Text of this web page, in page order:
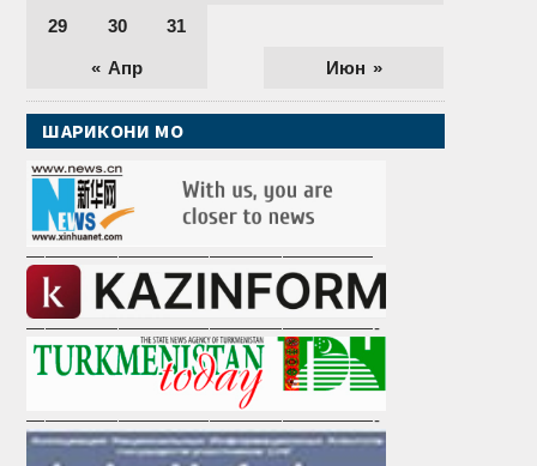
« Апр Июн »
29 30 31
ШАРИКОНИ МО
———————————————————
———————————————————-
———————————————————-